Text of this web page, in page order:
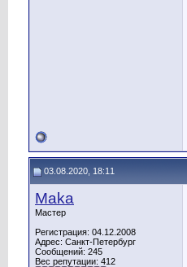
03.08.2020, 18:11
Maka
Мастер
Регистрация: 04.12.2008
Адрес: Санкт-Петербург
Сообщений: 245
Вес репутации: 412